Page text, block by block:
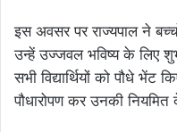
इस अवसर पर राज्यपाल ने
उन्हें उज्जवल भविष्य के लिए
सभी विद्यार्थियों को पौधे
पौधारोपण कर उनकी